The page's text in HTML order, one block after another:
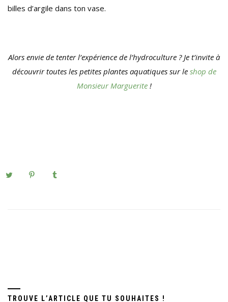
billes d’argile dans ton vase.
Alors envie de tenter l’expérience de l’hydroculture ? Je t’invite à
découvrir toutes les petites plantes aquatiques sur le shop de
Monsieur Marguerite!
TROUVE L’ARTICLE QUE TU SOUHAITES !